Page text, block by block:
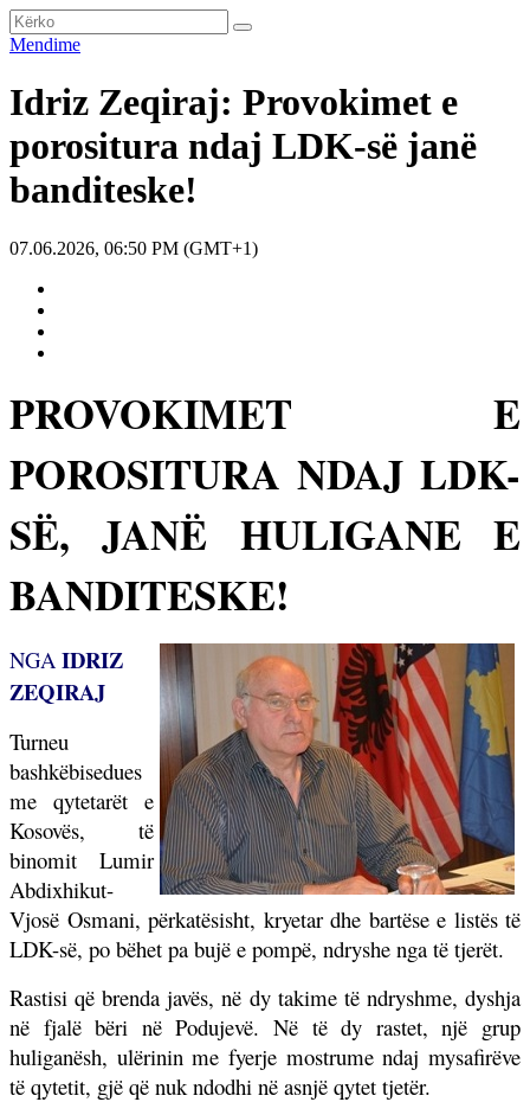
Mendime
Idriz Zeqiraj: Provokimet e
porositura ndaj LDK-së janë
banditeske!
07.06.2026, 06:50 PM (GMT+1)
PROVOKIMET E
POROSITURA NDAJ LDK-
SË, JANË HULIGANE E
BANDITESKE!
NGA IDRIZ
ZEQIRAJ
Turneu
bashkëbisedues
me qytetarët e
Kosovës, të
binomit Lumir
Abdixhikut-
Vjosë Osmani, përkatësisht, kryetar dhe bartëse e listës të
LDK-së, po bëhet pa bujë e pompë, ndryshe nga të tjerët.
Rastisi që brenda javës, në dy takime të ndryshme, dyshja
në fjalë bëri në Podujevë. Në të dy rastet, një grup
huliganësh, ulërinin me fyerje mostrume ndaj mysafirëve
të qytetit, gjë që nuk ndodhi në asnjë qytet tjetër.